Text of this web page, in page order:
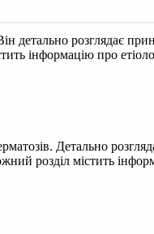
розглядає
інформацію про
Детально
розділ містить